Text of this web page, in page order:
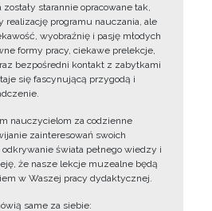
starannie opracowane tak,
realizację programu nauczania, ale
wyobraźnię i pasję młodych
formy pracy, ciekawe prelekcje,
bezpośredni kontakt z zabytkami
się fascynującą przygodą i
nauczycielom za codzienne
zainteresowań swoich
świata pełnego wiedzy i
że nasze lekcje muzealne będą
w Waszej pracy dydaktycznej.
same za siebie: